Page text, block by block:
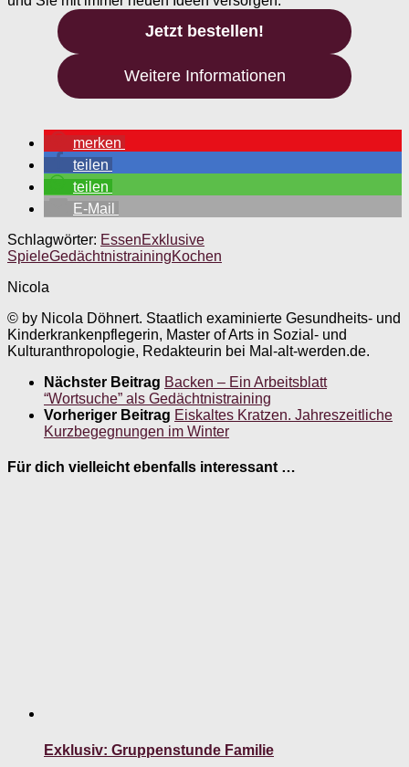
Jetzt bestellen!
Weitere Informationen
merken
teilen
teilen
E-Mail
Schlagwörter: EssenExklusive
SpieleGedächtnistrainingKochen
Nicola
© by Nicola Döhnert. Staatlich examinierte Gesundheits- und
Kinderkrankenpflegerin, Master of Arts in Sozial- und
Kulturanthropologie, Redakteurin bei Mal-alt-werden.de.
Nächster Beitrag Backen – Ein Arbeitsblatt
“Wortsuche” als Gedächtnistraining
Vorheriger Beitrag Eiskaltes Kratzen. Jahreszeitliche
Kurzbegegnungen im Winter
Für dich vielleicht ebenfalls interessant …
Exklusiv: Gruppenstunde Familie